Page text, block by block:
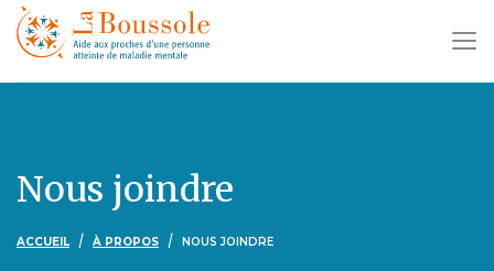
Nous joindre
ACCUEIL À PROPOS NOUS JOINDRE